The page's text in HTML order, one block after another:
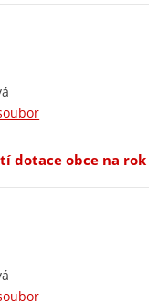
dotace obce na rok